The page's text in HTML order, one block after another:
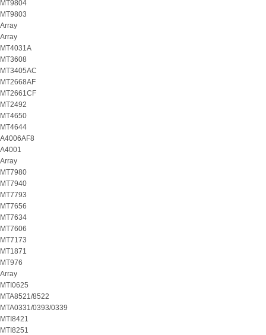
MT9804
MT9803
Array
Array
MT4031A
MT3608
MT3405AC
MT2668AF
MT2661CF
MT2492
MT4650
MT4644
A4006AF8
A4001
Array
MT7980
MT7940
MT7793
MT7656
MT7634
MT7606
MT7173
MT1871
MT976
Array
MTI0625
MTA8521/8522
MTA0331/0393/0339
MTI8421
MTI8251